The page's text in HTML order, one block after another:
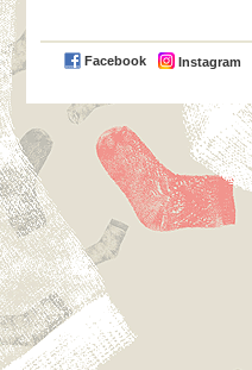
Facebook Instagram